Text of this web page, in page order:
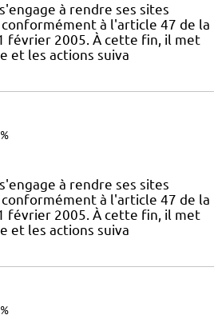
à rendre ses sites
à l'article 47 de la
février 2005. À cette fin, il met
et les actions suiva
à rendre ses sites
à l'article 47 de la
février 2005. À cette fin, il met
et les actions suiva